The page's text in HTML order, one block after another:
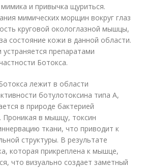
и привычка щуриться.
мимических морщин вокруг глаз
круговой окологлазной мышцы,
состояние кожи в данной области.
препаратами
Ботокса.
лежит в области
ботулотоксина типа А,
в природе бактерией
Проникая в мышцу, токсин
ткани, что приводит к
структуры. В результате
которая прикреплена к мышце,
что визуально создает заметный